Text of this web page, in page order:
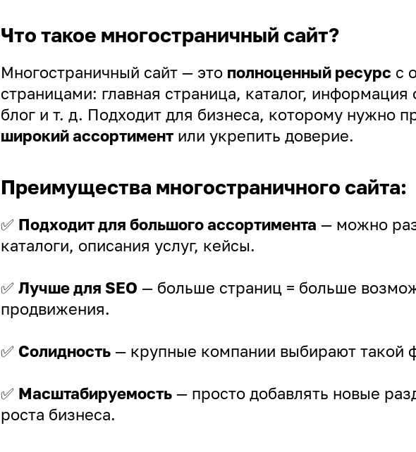
Что такое многостраничный сайт?
Многостраничный сайт — это полноценный ресурс с
страницами: главная страница, каталог, информация
блог и т. д. Подходит для бизнеса, которому нужно
широкий ассортимент или укрепить доверие.
Преимущества многостраничного сайта:
✅ Подходит для большого ассортимента — можно
каталоги, описания услуг, кейсы.
✅ Лучше для SEO — больше страниц = больше
продвижения.
✅ Солидность — крупные компании выбирают такой
✅ Масштабируемость — просто добавлять новые
роста бизнеса.